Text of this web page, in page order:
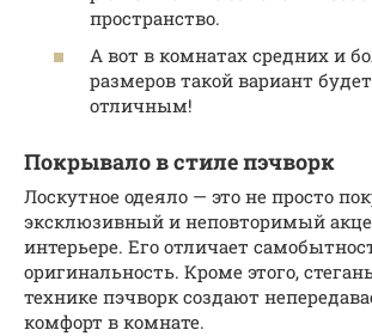
пространство.
А вот в комнатах средних и
размеров такой вариант
отличным!
Покрывало в стиле пэчворк
Лоскутное одеяло — это не просто
эксклюзивный и неповторимый
интерьере. Его отличает
оригинальность. Кроме этого,
технике пэчворк создают
комфорт в комнате.